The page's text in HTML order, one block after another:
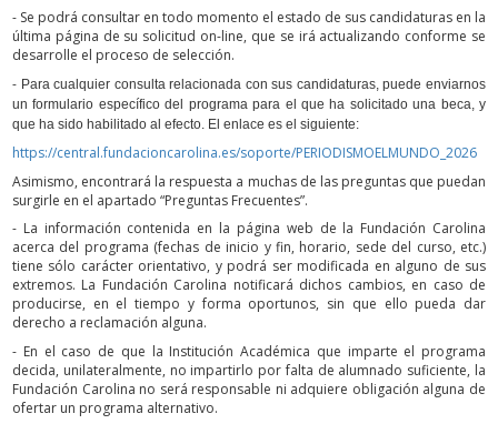
- Se podrá consultar en todo momento el estado de sus candidaturas en la
última página de su solicitud on-line, que se irá actualizando conforme se
desarrolle el proceso de selección.
- Para cualquier consulta relacionada con sus candidaturas, puede enviarnos
un formulario específico del programa para el que ha solicitado una beca, y
que ha sido habilitado al efecto. El enlace es el siguiente:
https://central.fundacioncarolina.es/soporte/PERIODISMOELMUNDO_2026
Asimismo, encontrará la respuesta a muchas de las preguntas que puedan
surgirle en el apartado “Preguntas Frecuentes”.
- La información contenida en la página web de la Fundación Carolina
acerca del programa (fechas de inicio y fin, horario, sede del curso, etc.)
tiene sólo carácter orientativo, y podrá ser modificada en alguno de sus
extremos. La Fundación Carolina notificará dichos cambios, en caso de
producirse, en el tiempo y forma oportunos, sin que ello pueda dar
derecho a reclamación alguna.
- En el caso de que la Institución Académica que imparte el programa
decida, unilateralmente, no impartirlo por falta de alumnado suficiente, la
Fundación Carolina no será responsable ni adquiere obligación alguna de
ofertar un programa alternativo.